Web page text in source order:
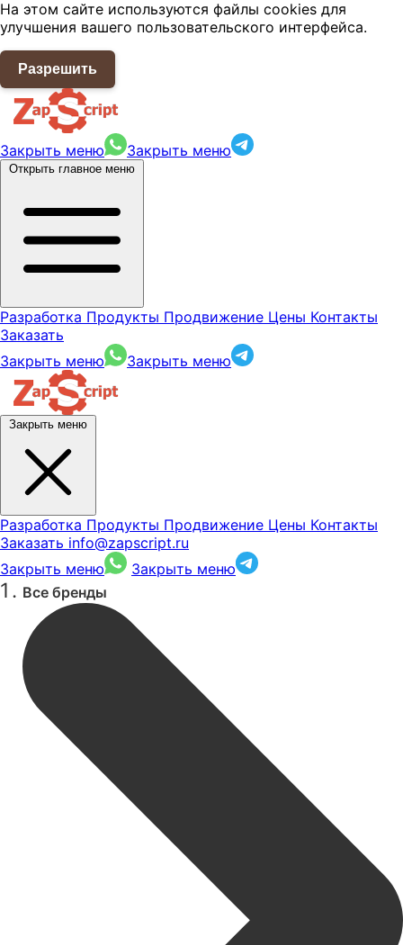
На этом сайте используются файлы cookies для
улучшения вашего пользовательского интерфейса.
Разрешить
Закрыть меню Закрыть меню
Открыть главное меню
Разработка Продукты Продвижение Цены Контакты
Заказать
Закрыть меню
Закрыть меню
Закрыть меню
Разработка Продукты Продвижение Цены Контакты
Заказать info@zapscript.ru
Закрыть меню
Закрыть меню
Все бренды